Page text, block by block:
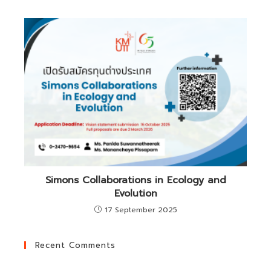
Simons Collaborations in Ecology and
Evolution
17 September 2025
Recent Comments